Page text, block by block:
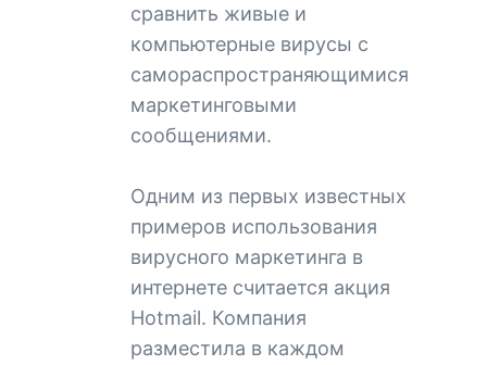
сравнить живые и
компьютерные вирусы с
самораспространяющимися
маркетинговыми
сообщениями.
Одним из первых известных
примеров использования
вирусного маркетинга в
интернете считается акция
Hotmail. Компания
разместила в каждом